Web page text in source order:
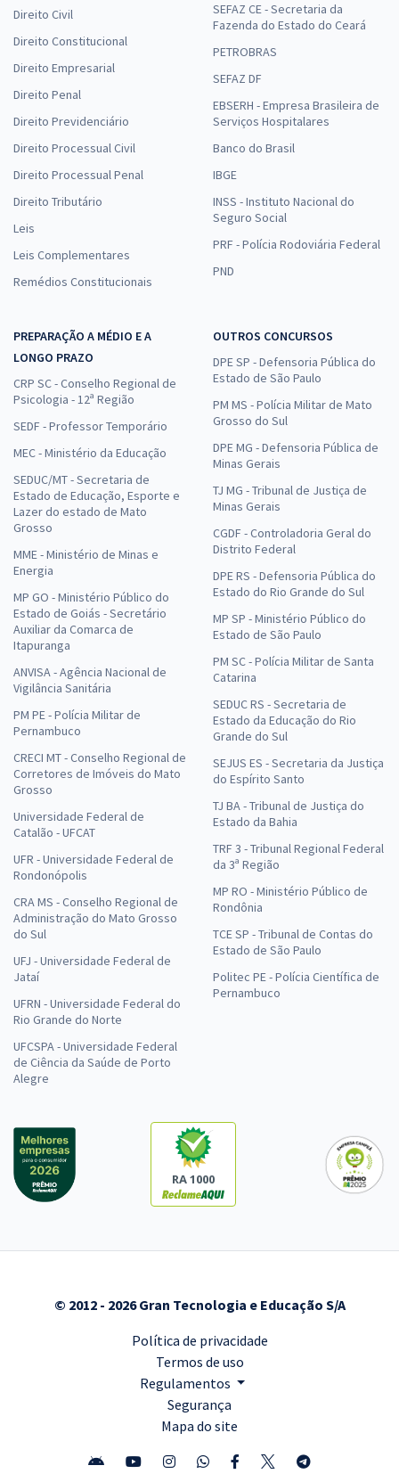
Direito Civil
Direito Constitucional
Direito Empresarial
Direito Penal
Direito Previdenciário
Direito Processual Civil
Direito Processual Penal
Direito Tributário
Leis
Leis Complementares
Remédios Constitucionais
SEFAZ CE - Secretaria da
Fazenda do Estado do Ceará
PETROBRAS
SEFAZ DF
EBSERH - Empresa Brasileira de
Serviços Hospitalares
Banco do Brasil
IBGE
INSS - Instituto Nacional do
Seguro Social
PRF - Polícia Rodoviária Federal
PND
PREPARAÇÃO A MÉDIO E A
LONGO PRAZO
CRP SC - Conselho Regional de
Psicologia - 12ª Região
SEDF - Professor Temporário
MEC - Ministério da Educação
SEDUC/MT - Secretaria de
Estado de Educação, Esporte e
Lazer do estado de Mato
Grosso
MME - Ministério de Minas e
Energia
MP GO - Ministério Público do
Estado de Goiás - Secretário
Auxiliar da Comarca de
Itapuranga
ANVISA - Agência Nacional de
Vigilância Sanitária
PM PE - Polícia Militar de
Pernambuco
CRECI MT - Conselho Regional de
Corretores de Imóveis do Mato
Grosso
Universidade Federal de
Catalão - UFCAT
UFR - Universidade Federal de
Rondonópolis
CRA MS - Conselho Regional de
Administração do Mato Grosso
do Sul
UFJ - Universidade Federal de
Jataí
UFRN - Universidade Federal do
Rio Grande do Norte
UFCSPA - Universidade Federal
de Ciência da Saúde de Porto
Alegre
OUTROS CONCURSOS
DPE SP - Defensoria Pública do
Estado de São Paulo
PM MS - Polícia Militar de Mato
Grosso do Sul
DPE MG - Defensoria Pública de
Minas Gerais
TJ MG - Tribunal de Justiça de
Minas Gerais
CGDF - Controladoria Geral do
Distrito Federal
DPE RS - Defensoria Pública do
Estado do Rio Grande do Sul
MP SP - Ministério Público do
Estado de São Paulo
PM SC - Polícia Militar de Santa
Catarina
SEDUC RS - Secretaria de
Estado da Educação do Rio
Grande do Sul
SEJUS ES - Secretaria da Justiça
do Espírito Santo
TJ BA - Tribunal de Justiça do
Estado da Bahia
TRF 3 - Tribunal Regional Federal
da 3ª Região
MP RO - Ministério Público de
Rondônia
TCE SP - Tribunal de Contas do
Estado de São Paulo
Politec PE - Polícia Científica de
Pernambuco
RA 1000
© 2012 - 2026 Gran Tecnologia e Educação S/A
Política de privacidade
Termos de uso
Regulamentos
Segurança
Mapa do site